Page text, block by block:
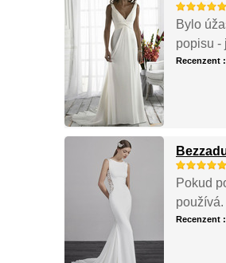
Bylo
popisu -
Recenzent
Pokud
používá.
Recenzent